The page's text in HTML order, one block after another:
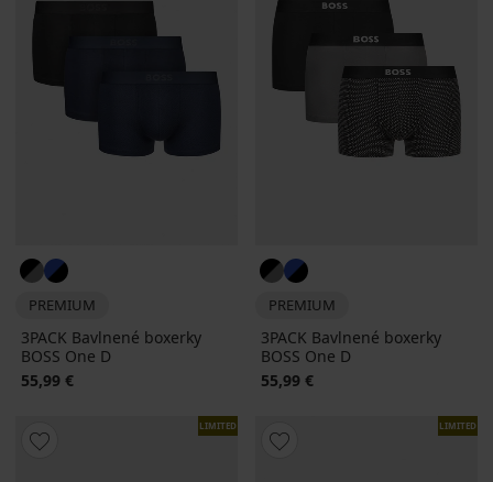
PREMIUM
3PACK Bavlnené boxerky
BOSS One D
55,99 €
PREMIUM
3PACK Bavlnené boxerky
BOSS One D
55,99 €
LIMITED LIMITED